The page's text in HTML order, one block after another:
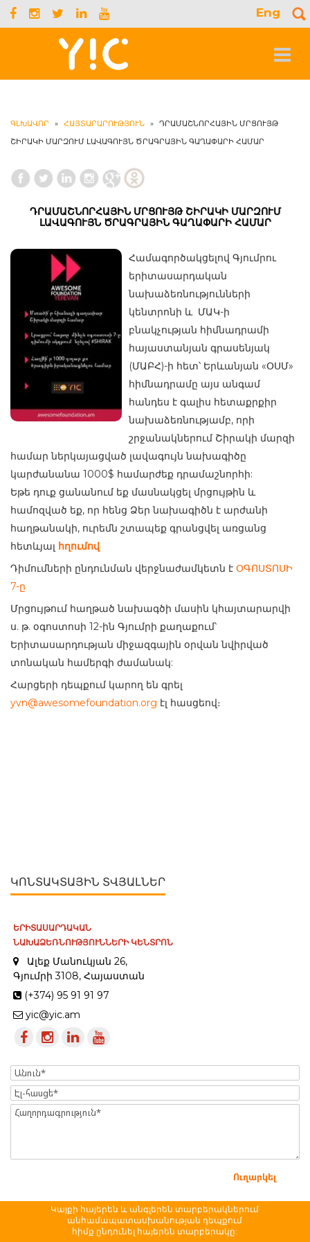
Eng
Toggle
ԳԼԽԱՎՈՐ » ՀԱՅՏԱՐԱՐՈՒԹՅՈՒՆ » ԴՐԱՄԱՇՆՈՐՀԱՅԻՆ ՄՐՑՈՒՅԹ
ՇԻՐԱԿԻ ՄԱՐԶՈՒՄ ԼԱՎԱԳՈՒՅՆ ԾՐԱԳՐԱՅԻՆ ԳԱՂԱՓԱՐԻ ՀԱՄԱՐ
ԴՐԱՄԱՇՆՈՐՀԱՅԻՆ ՄՐՑՈՒՅԹ ՇԻՐԱԿԻ ՄԱՐԶՈՒՄ
ԼԱՎԱԳՈՒՅՆ ԾՐԱԳՐԱՅԻՆ ԳԱՂԱՓԱՐԻ ՀԱՄԱՐ
Համագործակցելով Գյումրու
երիտասարդական
նախաձեռնությունների
կենտրոնի և ՄԱԿ-ի
բնակչության հիմնադրամի
հայաստանյան գրասենյակ
(ՄԱԲՀ)-ի հետ՝ Երևանյան «ՕՍՄ»
հիմնադրամը այս անգամ
հանդես է գալիս հետաքրքիր
նախաձեռնությամբ, որի
շրջանակներում Շիրակի մարզի
համար ներկայացված լավագույն նախագիծը
կարժանանա 1000$ համարժեք դրամաշնորհի:
Եթե դուք ցանանում եք մասնակցել մրցույթին և
համոզված եք, որ հենց Ձեր նախագիծն է արժանի
հաղթանակի, ուրեմն շտապեք գրանցվել առցանց
հետևյալ հղումով
Դիմումների ընդունման վերջնաժամկետն է ՕԳՈՍՏՈՍԻ
7-ը
Մրցույթում հաղթած նախագծի մասին կհայտարարվի
ս. թ. օգոստոսի 12-ին Գյումրի քաղաքում՝
Երիտասարդության միջազգային օրվան նվիրված
տոնական համերգի ժամանակ:
Հարցերի դեպքում կարող են գրել
yvn@awesomefoundation.org էլ հասցեով։
ԿՈՆՏԱԿՏԱՅԻՆ ՏՎՅԱԼՆԵՐ
ԵՐԻՏԱՍԱՐԴԱԿԱՆ
ՆԱԽԱՁԵՌՆՈՒԹՅՈՒՆՆԵՐԻ ԿԵՆՏՐՈՆ
Ալեք Մանուկյան 26,
Գյումրի 3108, Հայաստան
(+374) 95 91 91 97
yic@yic.am
Name
Էլ-
հասցե
Message
Կայքի հայերեն և անգլերեն տարբերակներում
անհամապատասխանության դեպքում
հիմք ընդունել հայերեն տարբերակը: